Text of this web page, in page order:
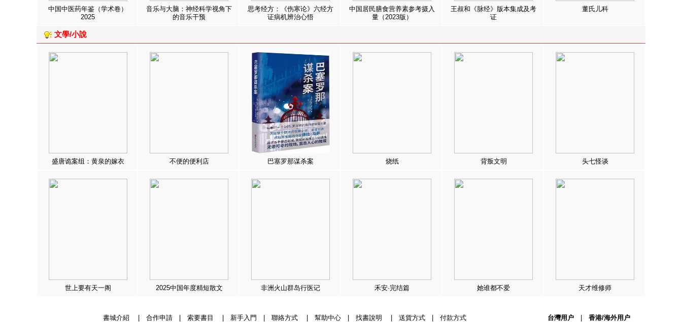
中国中医药年鉴（学术卷）
2025
音乐与大脑：神经科学视角下
的音乐干预
思考经方：《伤寒论》六经方
证病机辨治心悟
中国居民膳食营养素参考摄入
量（2023版）
王叔和《脉经》版本集成及考
证
董氏儿科
文學/小說
盛唐诡案组：黄泉的嫁衣 不便的便利店 巴塞罗那谋杀案 烧纸 背叛文明 头七怪谈
世上要有天一阁 2025中国年度精短散文 非洲火山群岛行医记 禾安·完结篇 她谁都不爱 天才维修师
書城介紹 合作申請| 索要書目 新手入門 聯絡方式| 幫助中心| 找書說明 送貨方式| 付款方式 台灣用户 香港/海外用户